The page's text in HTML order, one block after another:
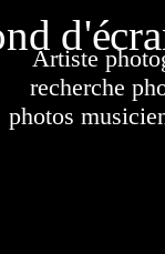
Artiste
recherche
photos